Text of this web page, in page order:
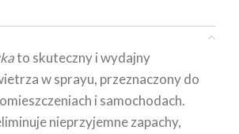
to skuteczny i wydajny
w sprayu, przeznaczony do
i samochodach.
nieprzyjemne zapachy,